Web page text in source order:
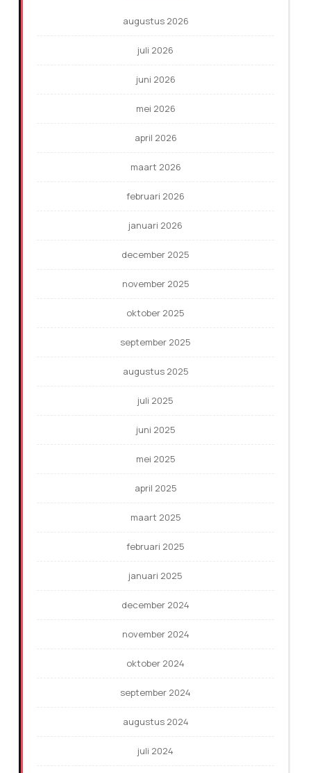
augustus 2026
juli 2026
juni 2026
mei 2026
april 2026
maart 2026
februari 2026
januari 2026
december 2025
november 2025
oktober 2025
september 2025
augustus 2025
juli 2025
juni 2025
mei 2025
april 2025
maart 2025
februari 2025
januari 2025
december 2024
november 2024
oktober 2024
september 2024
augustus 2024
juli 2024